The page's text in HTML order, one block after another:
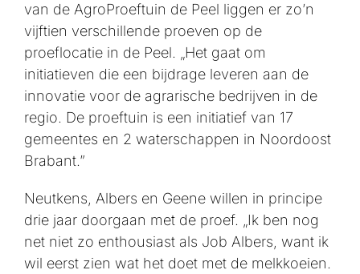
van de AgroProeftuin de Peel liggen er zo’n
vijftien verschillende proeven op de
proeflocatie in de Peel. „Het gaat om
initiatieven die een bijdrage leveren aan de
innovatie voor de agrarische bedrijven in de
regio. De proeftuin is een initiatief van 17
gemeentes en 2 waterschappen in Noordoost
Brabant.”
Neutkens, Albers en Geene willen in principe
drie jaar doorgaan met de proef. „Ik ben nog
net niet zo enthousiast als Job Albers, want ik
wil eerst zien wat het doet met de melkkoeien.